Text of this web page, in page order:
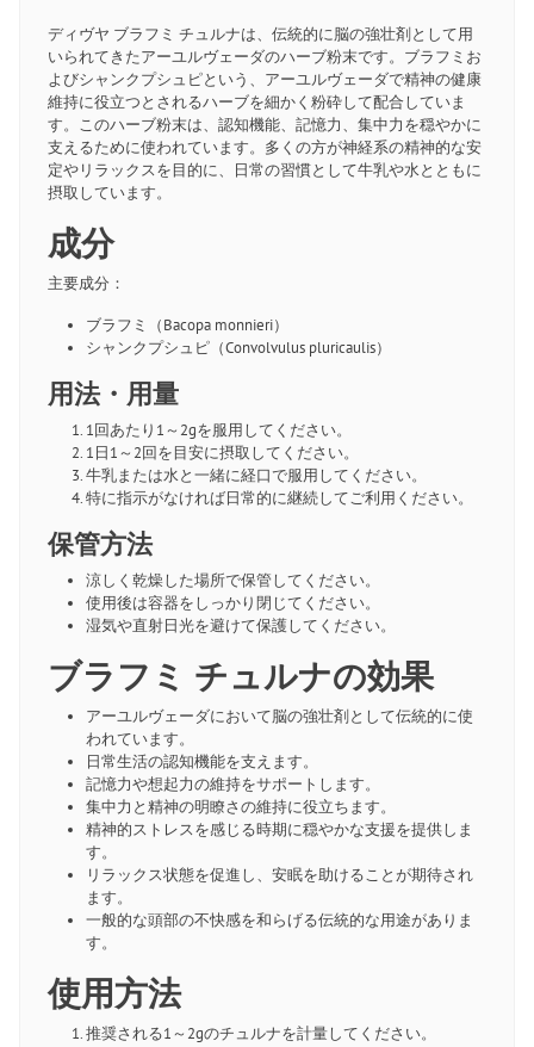
ディヴヤ ブラフミ チュルナは、伝統的に脳の強壮剤として用
いられてきたアーユルヴェーダのハーブ粉末です。ブラフミお
よびシャンクプシュピという、アーユルヴェーダで精神の健康
維持に役立つとされるハーブを細かく粉砕して配合していま
す。このハーブ粉末は、認知機能、記憶力、集中力を穏やかに
支えるために使われています。多くの方が神経系の精神的な安
定やリラックスを目的に、日常の習慣として牛乳や水とともに
摂取しています。
成分
主要成分：
ブラフミ（Bacopa monnieri）
シャンクプシュピ（Convolvulus pluricaulis）
用法・用量
1回あたり1～2gを服用してください。
1日1～2回を目安に摂取してください。
牛乳または水と一緒に経口で服用してください。
特に指示がなければ日常的に継続してご利用ください。
保管方法
涼しく乾燥した場所で保管してください。
使用後は容器をしっかり閉じてください。
湿気や直射日光を避けて保護してください。
ブラフミ チュルナの効果
アーユルヴェーダにおいて脳の強壮剤として伝統的に使
われています。
日常生活の認知機能を支えます。
記憶力や想起力の維持をサポートします。
集中力と精神の明瞭さの維持に役立ちます。
精神的ストレスを感じる時期に穏やかな支援を提供しま
す。
リラックス状態を促進し、安眠を助けることが期待され
ます。
一般的な頭部の不快感を和らげる伝統的な用途がありま
す。
使用方法
推奨される1～2gのチュルナを計量してください。